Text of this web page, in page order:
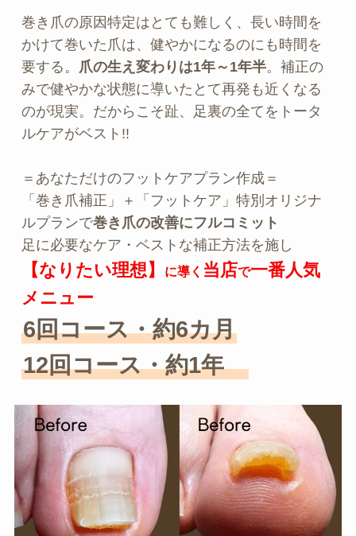
巻き爪の原因特定はとても難しく、長い時間を
かけて巻いた爪は、健やかになるのにも時間を
要する。 爪の生え変わりは1年～1年半。補正の
みで健やかな状態に導いたとて再発も近くなる
のが現実。だからこそ趾、足裏の全てをトータ
ルケアがベスト!!
＝あなただけのフットケアプラン作成＝
「巻き爪補正」＋「フットケア」特別オリジナ
ルプランで巻き爪の改善にフルコミット
足に必要なケア・ベストな補正方法を施し
【なりたい理想】 に導く 当店で一番人気
メニュー
6回コース・約6カ月
12回コース・約1年